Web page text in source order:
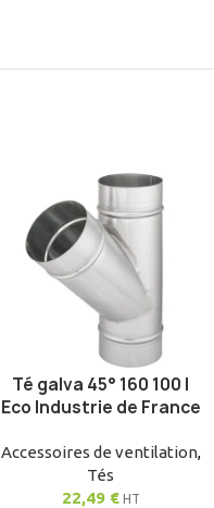
AJOUTER AU PANIER
Té galva 45° 160 100 |
Eco Industrie de France
Accessoires de ventilation,
Tés
22,49 € HT